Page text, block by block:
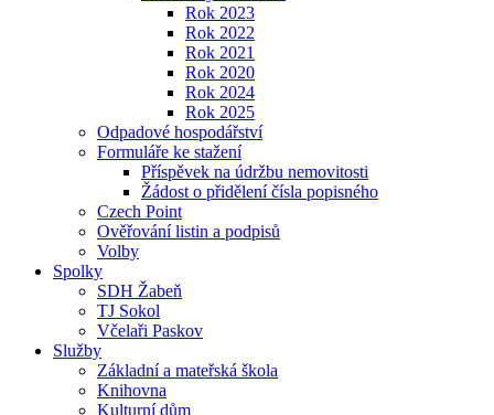
Rok 2023
Rok 2022
Rok 2021
Rok 2020
Rok 2024
Rok 2025
Odpadové hospodářství
Formuláře ke stažení
Příspěvek na údržbu nemovitosti
Žádost o přidělení čísla popisného
Czech Point
Ověřování listin a podpisů
Volby
Spolky
SDH Žabeň
TJ Sokol
Včelaři Paskov
Služby
Základní a mateřská škola
Knihovna
Kulturní dům